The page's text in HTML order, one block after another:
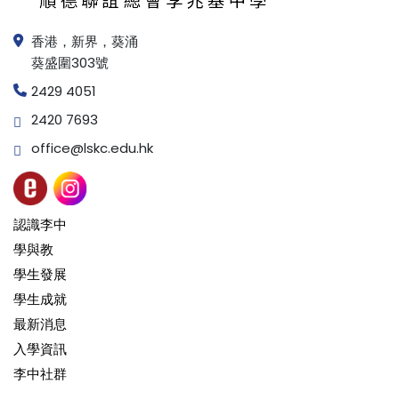
香港，新界，葵涌
葵盛圍303號
2429 4051
2420 7693
office@lskc.edu.hk
認識李中
學與教
學生發展
學生成就
最新消息
入學資訊
李中社群